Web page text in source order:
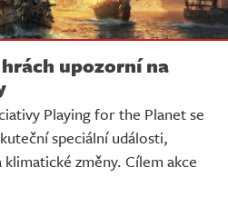
upozorní na
Playing for the Planet se
speciální události,
změny. Cílem akce